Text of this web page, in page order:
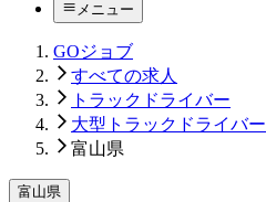
メニュー
GOジョブ
すべての求人
トラックドライバー
大型トラックドライバー
富山県
富山県